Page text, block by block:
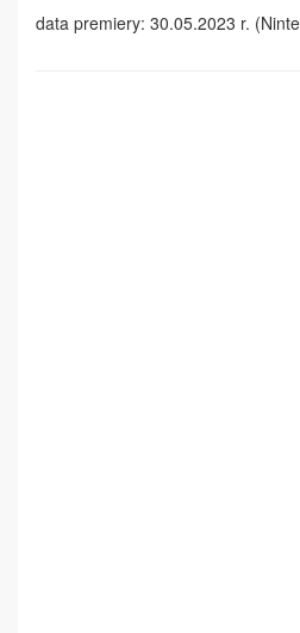
data premiery: 30.05.2023 r.